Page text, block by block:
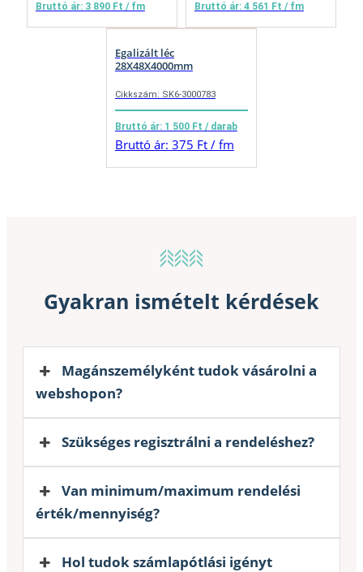
Bruttó ár: 3 890 Ft / fm Bruttó ár: 4 561 Ft / fm
Egalizált léc
28X48X4000mm
Cikkszám: SK6-3000783
Bruttó ár: 1 500 Ft / darab
Bruttó ár: 375 Ft / fm
Gyakran ismételt kérdések
Magánszemélyként tudok vásárolni a
webshopon?
Szükséges regisztrálni a rendeléshez?
Van minimum/maximum rendelési
érték/mennyiség?
Hol tudok számlapótlási igényt